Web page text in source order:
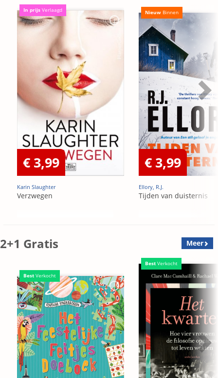
In prijs Verlaagd
€ 3,99
Karin Slaughter
Verzwegen
Nieuw Binnen
€ 3,99
Ellory, R.J.
Tijden van duisternis
2+1 Gratis Meer
Best Verkocht
Best Verkocht